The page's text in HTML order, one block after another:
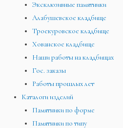
Эксклюзивные памятники
Алабушевское кладбище
Троекуровское кладбище
Хованское кладбище
Наши работы на кладбищах
Гос. заказы
Работы прошлых лет
Каталоги изделий
Памятники по форме
Памятники по типу